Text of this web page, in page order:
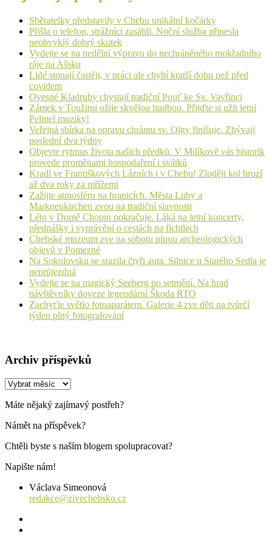
Sběratelky představily v Chebu unikátní kočárky
Přišla o telefon, strážníci zasáhli. Noční služba přinesla
neobvyklý dobrý skutek
Vydejte se na nedělní výpravu do nechráněného mokřadního
ráje na Ašsku
Lidé stonají častěji, v práci ale chybí kratší dobu než před
covidem
Ovesné Kladruby chystají tradiční Pouť ke Sv. Vavřinci
Zámek v Toužimi ožije skvělou hudbou. Přijďte si užít letní
Pelmel muziky!
Veřejná sbírka na opravu chrámu sv. Olgy finišuje. Zbývají
poslední dva týdny
Objevte rytmus života našich předků. V Milíkově vás historik
provede proměnami hospodaření i svátků
Kradl ve Františkových Lázních i v Chebu! Zloději kol hrozí
až dva roky za mřížemi
Zažijte atmosféru na hranicích. Města Luby a
Markneukirchen zvou na tradiční slavnosti
Léto v Domě Chopin pokračuje. Láká na letní koncerty,
přednášky i vyprávění o cestách na fichtlech
Chebské muzeum zve na sobotu plnou archeologických
objevů v Pomezné
Na Sokolovsku se srazila čtyři auta. Silnice u Starého Sedla je
neprůjezdná
Vydejte se na magický Seeberg po setmění. Na hrad
návštěvníky doveze legendární Škoda RTO
Zachyťte světlo fotoaparátem. Galerie 4 zve děti na tvůrčí
týden plný fotografování
Archiv příspěvků
Archiv
Máte nějaký zajímavý postřeh?
Námět na příspěvek?
Chtěli byste s naším blogem spolupracovat?
Napište nám!
Václava Simeonová
redakce@zivechebsko.cz